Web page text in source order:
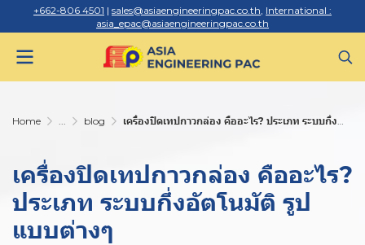
+662-806 4501 | sales@asiaengineeringpac.co.th, International :
asia_epac@asiaengineeringpac.co.th
Home ... blog เครื่องปิดเทปกาวกล่อง คืออะไร? ประเภท ระบบกึ่งอัตโนมัติ รูปแบบต่างๆ
เครื่องปิดเทปกาวกล่อง คืออะไร?
ประเภท ระบบกึ่งอัตโนมัติ รูป
แบบต่างๆ